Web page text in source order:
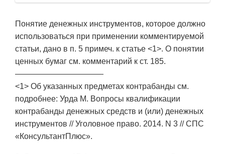
Понятие денежных инструментов, которое должно
использоваться при применении комментируемой
статьи, дано в п. 5 примеч. к статье <1>. О понятии
ценных бумаг см. комментарий к ст. 185.
———————————
<1> Об указанных предметах контрабанды см.
подробнее: Урда М. Вопросы квалификации
контрабанды денежных средств и (или) денежных
инструментов // Уголовное право. 2014. N 3 // СПС
«КонсультантПлюс».